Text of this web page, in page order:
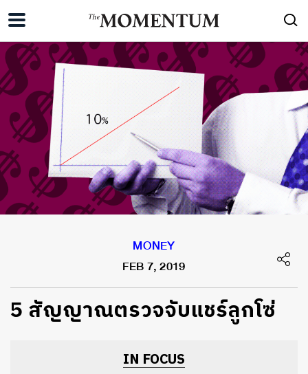
MONEY
FEB 7, 2019
5 สัญญาณตรวจจับแชร์ลูกโซ่
IN FOCUS